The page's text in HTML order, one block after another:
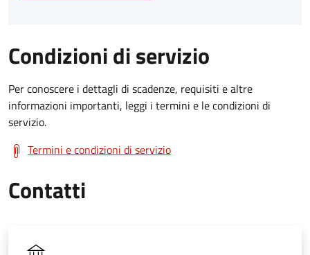
Condizioni di servizio
Per conoscere i dettagli di scadenze, requisiti e altre
informazioni importanti, leggi i termini e le condizioni di
servizio.
Termini e condizioni di servizio
Contatti